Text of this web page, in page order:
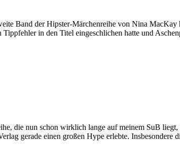
Band der Hipster-Märchenreihe von Nina
in den Titel eingeschlichen hatte und
die nun schon wirklich lange auf meinem SuB
gerade einen großen Hype erlebte.